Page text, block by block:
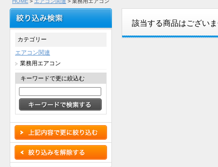
該当する商品はござい
カテゴリー
エアコン関連
業務用エアコン
キーワードで更に絞込む